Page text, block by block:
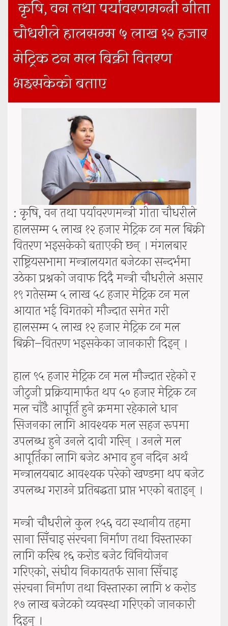
कृषि, वन तथा पर्यावरणमन्त्री गीता
चौधरीले हालसम्म ५ लाख १२ हजार
मेट्रिक टन मल बिक्री वितरण
भइसकेको बताए
: कृषि, वन तथा पर्यावरणमन्त्री गीता चौधरीले
हालसम्म ५ लाख १२ हजार मेट्रिक टन मल बिक्री
वितरण भइसकेको बताएकी छन् । मंगलबार
राष्ट्रियसभामा मन्त्रालयगत बजेटका सन्दर्भमा
उठेका प्रश्नको जवाफ दिदै मन्त्री चौधरीले असार
१९ गतेसम्म ५ लाख ५८ हजार मेट्रिक टन मल
आयात भई विगतको मौज्दात समेत गरी
हालसम्म ५ लाख १२ हजार मेट्रिक टन मल
बिक्री–वितरण भइसकेका जानकारी दिइन् ।
हाल ९५ हजार मेट्रिक टन मल मौज्दात रहेको र
जीटुजी प्रक्रियामार्फत थप ५० हजार मेट्रिक टन
मल चाँडै आपूर्ति हुने क्रममा रहेकाले धान
सिजनका लागि आवश्यक मल सहज रूपमा
उपलब्ध हुने उनले दावी गरिन् । उनले मल
आपूर्तिका लागि बजेट अभाव हुन नदिन अर्थ
मन्त्रालयबाट आवश्यक परेको खण्डमा थप बजेट
उपलब्ध गराउने प्रतिबद्धता प्राप्त भएको बताइन् ।
मन्त्री चौधरीले कुल १५६ वटा स्थानीय तहमा
साना सिँचाइ संरचना निर्माण तथा विस्तारका
लागि करिब १६ करोड बजेट विनियोजन
गरिएको, संघीय निकायतर्फ साना सिँचाइ
संरचना निर्माण तथा विस्तारका लागि ४ करोड
१७ लाख बजेटको व्यवस्था गरिएको जानकारी
दिइन् ।